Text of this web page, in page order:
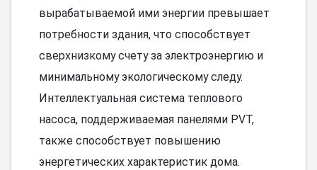
вырабатываемой ими энергии превышает
потребности здания, что способствует
сверхнизкому счету за электроэнергию и
минимальному экологическому следу.
Интеллектуальная система теплового
насоса, поддерживаемая панелями PVT,
также способствует повышению
энергетических характеристик дома.